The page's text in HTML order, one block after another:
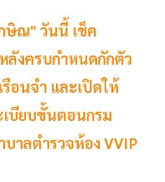
ษิณ" วันนี้ เช็ค
หลังครบกำหนดกักตัว
อนจำ และเปิดให้
เบียบขั้นตอนกรม
าลตำรวจห้อง VVIP